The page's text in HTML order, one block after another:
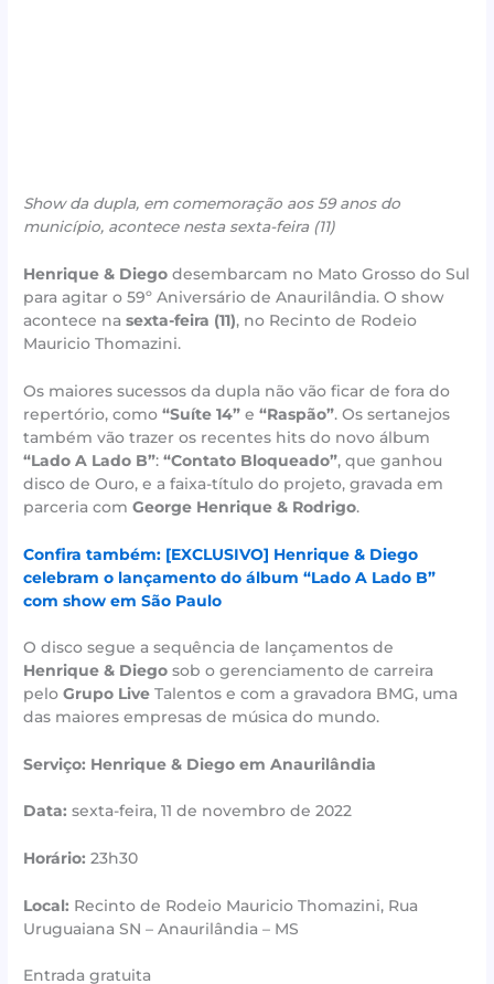
Show da dupla, em comemoração aos 59 anos do
município, acontece nesta sexta-feira (11)
Henrique & Diego desembarcam no Mato Grosso do Sul
para agitar o 59º Aniversário de Anaurilândia. O show
acontece nasexta-feira (11), no Recinto de Rodeio
Mauricio Thomazini.
Os maiores sucessos da dupla não vão ficar de fora do
repertório, como“Suíte 14” e“Raspão”. Os sertanejos
também vão trazer os recentes hits do novo álbum
“Lado A Lado B”:“Contato Bloqueado”, que ganhou
disco de Ouro, e a faixa-título do projeto, gravada em
parceria comGeorge Henrique & Rodrigo.
Confira também: [EXCLUSIVO] Henrique & Diego
celebram o lançamento do álbum “Lado A Lado B”
com show em São Paulo
O disco segue a sequência de lançamentos de
Henrique & Diego sob o gerenciamento de carreira
peloGrupo Live Talentos e com a gravadora BMG, uma
das maiores empresas de música do mundo.
Serviço: Henrique & Diego em Anaurilândia
Data: sexta-feira, 11 de novembro de 2022
Horário: 23h30
Local: Recinto de Rodeio Mauricio Thomazini, Rua
Uruguaiana SN – Anaurilândia – MS
Entrada gratuita